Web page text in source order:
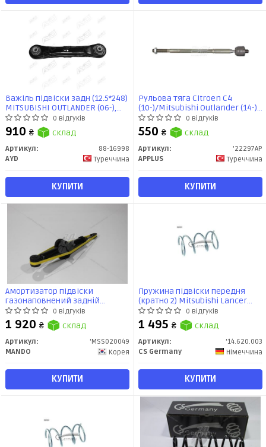
Важіль підвіски задн (12.5*248)
MITSUBISHI OUTLANDER (06-),
LANCER VIII (08-), ASX (09-),
PEUGEOT 4008 (12-) (88-16998)
AYD
0 відгуків
910 ₴ склад
Артикул:
88-16998
AYD
Туреччина
КУПИТИ
Рульова тяга Citroen C4
(10-)/Mitsubishi Outlander (14-),
ASX (10-)/Peugeot 4008 (12-)
(22297AP) APPLUS
0 відгуків
550 ₴ склад
Артикул:
'22297AP
APPLUS
Туреччина
КУПИТИ
Амортизатор підвіски
газонаповнений задній
Mitsubishi ASX (10-)/Peugeot
4008 (12-) (MSS020049) MANDO
0 відгуків
1 920 ₴ склад
Артикул:
'MSS020049
MANDO
Корея
КУПИТИ
Пружина підвіски передня
(кратно 2) Mitsubishi Lancer
(10-), ASX (08-)/Peugeot 4008
(14.620.003) CS Germany
0 відгуків
1 495 ₴ склад
Артикул:
'14.620.003
CS Germany
Німеччина
КУПИТИ